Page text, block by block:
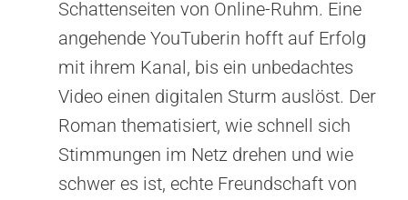
Schattenseiten von Online-Ruhm. Eine
angehende YouTuberin hofft auf Erfolg
mit ihrem Kanal, bis ein unbedachtes
Video einen digitalen Sturm auslöst. Der
Roman thematisiert, wie schnell sich
Stimmungen im Netz drehen und wie
schwer es ist, echte Freundschaft von